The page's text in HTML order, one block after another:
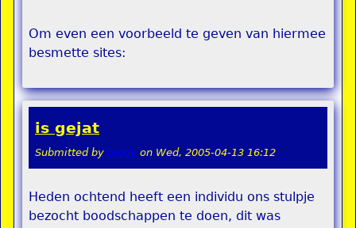
Om even een voorbeeld te geven van hiermee
besmette sites:
is gejat
Submitted by teddy on Wed, 2005-04-13 16:12
Heden ochtend heeft een individu ons stulpje
bezocht boodschappen te doen, dit was